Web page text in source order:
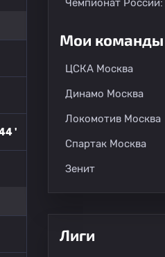
'
Чемпионат
Мои команды
ЦСКА Москва
Динамо Москва
Локомотив Москва
Спартак Москва
Зенит
Лиги